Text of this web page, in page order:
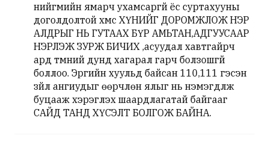
нийгмийн ямарч ухамсаргүй ёс суртахууны
доголдолтой хүмүүс ХҮНИЙГ ДОРОМЖЛОЖ НЭР
АЛДРЫГ НЬ ГУТААХ БҮР АМЬТАН,АДГУУСААР
НЭРЛЭЖ ЗУРЖ БИЧИХ ,асуудал хавтгайрч
ард түмний дунд хагарал гарч болзошгүй
боллоо. Эрүүгийн хуульд байсан 110,111 гэсэн
зүйл ангиудыг өөрчлөн ялыг нь нэмэгдүүлж
буцааж хэрэглэх шаардлагатай байгааг
САЙД ТАНД ХҮСЭЛТ БОЛГОЖ БАЙНА.